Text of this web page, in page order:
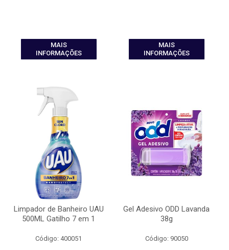
MAIS
INFORMAÇÕES
MAIS
INFORMAÇÕES
Limpador de Banheiro UAU
500ML Gatilho 7 em 1
Código: 400051
Gel Adesivo ODD Lavanda
38g
Código: 90050